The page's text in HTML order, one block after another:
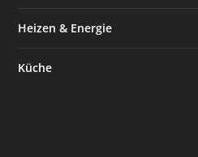
Heizen & Energie
Küche